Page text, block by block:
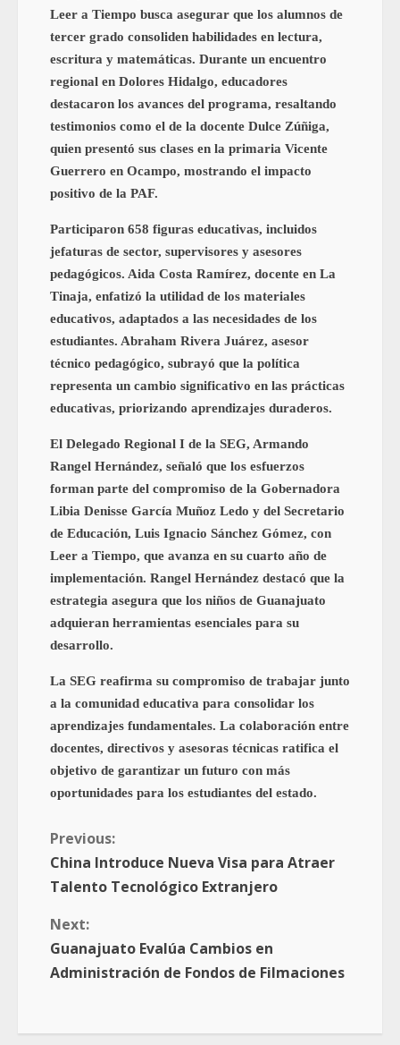
Leer a Tiempo busca asegurar que los alumnos de
tercer grado consoliden habilidades en lectura,
escritura y matemáticas. Durante un encuentro
regional en Dolores Hidalgo, educadores
destacaron los avances del programa, resaltando
testimonios como el de la docente Dulce Zúñiga,
quien presentó sus clases en la primaria Vicente
Guerrero en Ocampo, mostrando el impacto
positivo de la PAF.
Participaron 658 figuras educativas, incluidos
jefaturas de sector, supervisores y asesores
pedagógicos. Aida Costa Ramírez, docente en La
Tinaja, enfatizó la utilidad de los materiales
educativos, adaptados a las necesidades de los
estudiantes. Abraham Rivera Juárez, asesor
técnico pedagógico, subrayó que la política
representa un cambio significativo en las prácticas
educativas, priorizando aprendizajes duraderos.
El Delegado Regional I de la SEG, Armando
Rangel Hernández, señaló que los esfuerzos
forman parte del compromiso de la Gobernadora
Libia Denisse García Muñoz Ledo y del Secretario
de Educación, Luis Ignacio Sánchez Gómez, con
Leer a Tiempo, que avanza en su cuarto año de
implementación. Rangel Hernández destacó que la
estrategia asegura que los niños de Guanajuato
adquieran herramientas esenciales para su
desarrollo.
La SEG reafirma su compromiso de trabajar junto
a la comunidad educativa para consolidar los
aprendizajes fundamentales. La colaboración entre
docentes, directivos y asesoras técnicas ratifica el
objetivo de garantizar un futuro con más
oportunidades para los estudiantes del estado.
Previous:
China Introduce Nueva Visa para Atraer
Talento Tecnológico Extranjero
Next:
Guanajuato Evalúa Cambios en
Administración de Fondos de Filmaciones